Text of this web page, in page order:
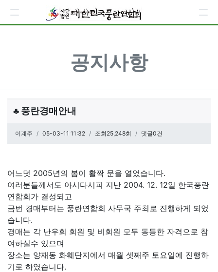
공지사항
♣ 풍란경매안내
페이지 정보
이계주 작성일
05-03-11 11:32 조회25,248회 댓글0건
본문
어느덧 2005년의 봄이 활짝 문을 열었습니다.
여러분들께서도 아시다시피 지난 2004. 12. 12일 한국풍란
연합회가 결성되고
금번 경매부터는 풍란연합회 사무국 주최로 진행하게 되었
습니다.
경매는 각 난우회 회원 및 비회원 모두 동등한 자격으로 참
여하실수 있으며
장소는 양재동 화훼단지에서 매월 셋째주 토요일에 진행하
기로 하였습니다.